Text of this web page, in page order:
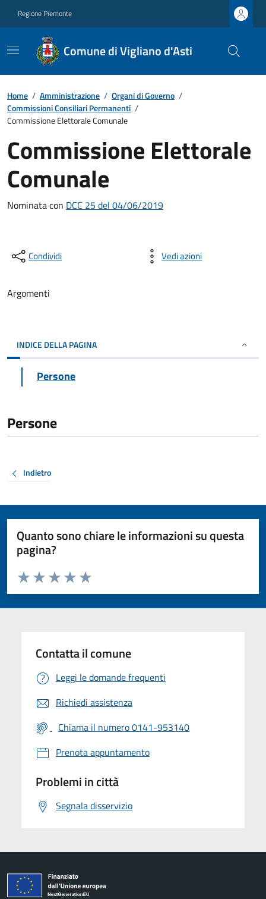
Regione Piemonte
Comune di Vigliano d'Asti
Home / Amministrazione / Organi di Governo /
Commissioni Consiliari Permanenti /
Commissione Elettorale Comunale
Commissione Elettorale
Comunale
Nominata con DCC 25 del 04/06/2019
Condividi Vedi azioni
Argomenti
INDICE DELLA PAGINA
Persone
Persone
Indietro
Quanto sono chiare le informazioni su questa
pagina?
Valuta da 1 a 5 stelle la pagina
Valuta 5 stelle su 5
Valuta 4 stelle su 5
Valuta 3 stelle su 5
Valuta 2 stelle su 5
Valuta 1 stelle su 5
Contatta il comune
Leggi le domande frequenti
Richiedi assistenza
Chiama il numero 0141-953140
Prenota appuntamento
Problemi in città
Segnala disservizio